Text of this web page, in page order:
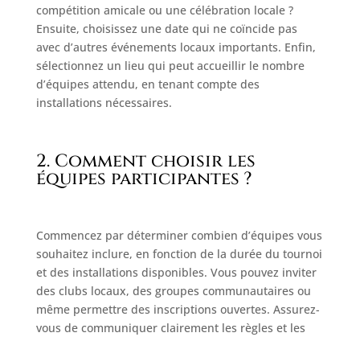
compétition amicale ou une célébration locale ?
Ensuite, choisissez une date qui ne coïncide pas
avec d’autres événements locaux importants. Enfin,
sélectionnez un lieu qui peut accueillir le nombre
d’équipes attendu, en tenant compte des
installations nécessaires.
2. Comment choisir les
équipes participantes ?
Commencez par déterminer combien d’équipes vous
souhaitez inclure, en fonction de la durée du tournoi
et des installations disponibles. Vous pouvez inviter
des clubs locaux, des groupes communautaires ou
même permettre des inscriptions ouvertes. Assurez-
vous de communiquer clairement les règles et les